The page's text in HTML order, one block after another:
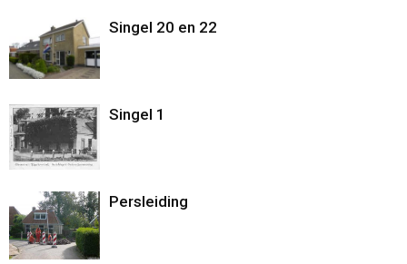
Singel 20 en 22
Singel 1
Persleiding